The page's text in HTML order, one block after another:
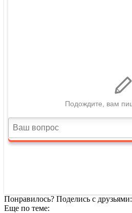
Понравилось? Поделись с друзьями:
Еще по теме: